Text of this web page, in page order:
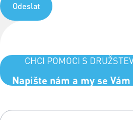
Odeslat
CHCI POMOCI S
Napište nám a my se